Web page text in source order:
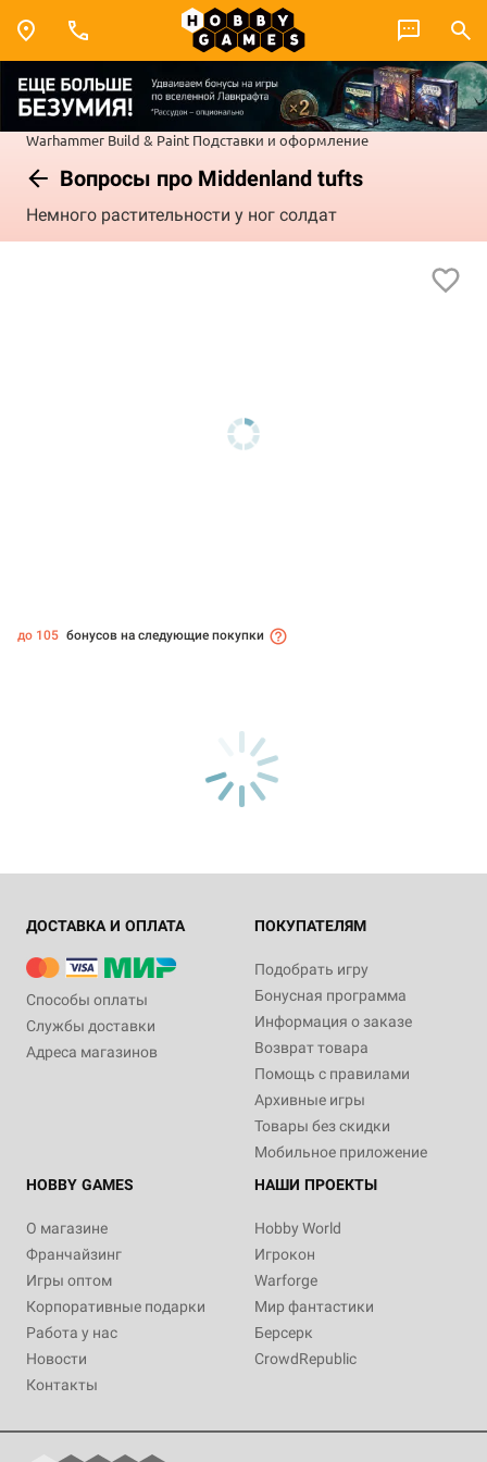
Warhammer Build & Paint Подставки и оформление
Вопросы про Middenland tufts
Немного растительности у ног солдат
до 105 бонусов на следующие покупки
ДОСТАВКА И ОПЛАТА
Способы оплаты
Службы доставки
Адреса магазинов
ПОКУПАТЕЛЯМ
Подобрать игру
Бонусная программа
Информация о заказе
Возврат товара
Помощь с правилами
Архивные игры
Товары без скидки
Мобильное приложение
HOBBY GAMES
О магазине
Франчайзинг
Игры оптом
Корпоративные подарки
Работа у нас
Новости
Контакты
НАШИ ПРОЕКТЫ
Hobby World
Игрокон
Warforge
Мир фантастики
Берсерк
CrowdRepublic